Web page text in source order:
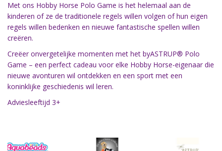
Met ons Hobby Horse Polo Game is het helemaal aan de
kinderen of ze de traditionele regels willen volgen of hun eigen
regels willen bedenken en nieuwe fantastische spellen willen
creëren.
Creëer onvergetelijke momenten met het byASTRUP® Polo
Game – een perfect cadeau voor elke Hobby Horse-eigenaar die
nieuwe avonturen wil ontdekken en een sport met een
koninklijke geschiedenis wil leren.
Adviesleeftijd 3+